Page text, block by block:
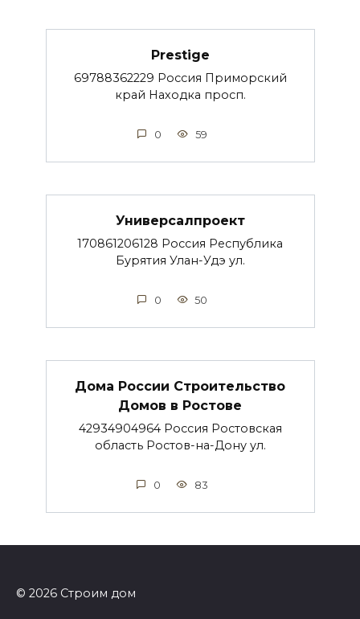
Prestige
69788362229 Россия Приморский
край Находка просп.
0 59
Универсалпроект
170861206128 Россия Республика
Бурятия Улан-Удэ ул.
0 50
Дома России Строительство
Домов в Ростове
42934904964 Россия Ростовская
область Ростов-на-Дону ул.
0 83
© 2026 Строим дом